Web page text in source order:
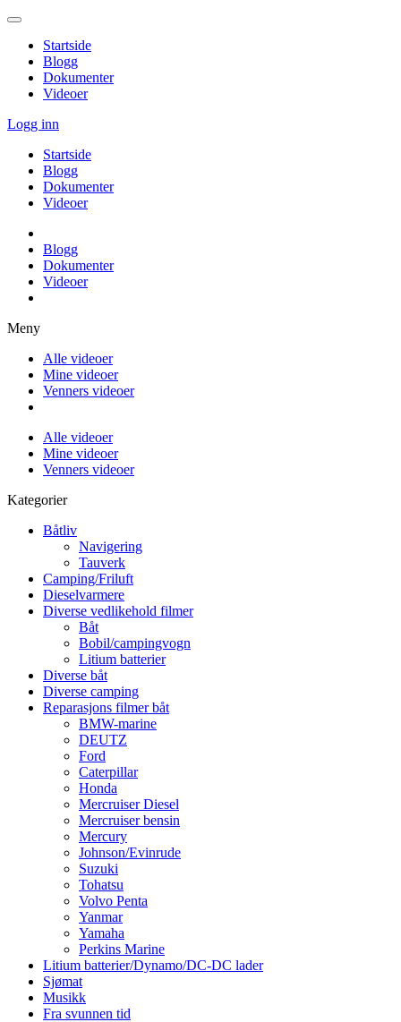
Startside
Blogg
Dokumenter
Videoer
Logg inn
Startside
Blogg
Dokumenter
Videoer
Blogg
Dokumenter
Videoer
Meny
Alle videoer
Mine videoer
Venners videoer
Alle videoer
Mine videoer
Venners videoer
Kategorier
Båtliv
Navigering
Tauverk
Camping/Friluft
Dieselvarmere
Diverse vedlikehold filmer
Båt
Bobil/campingvogn
Litium batterier
Diverse båt
Diverse camping
Reparasjons filmer båt
BMW-marine
DEUTZ
Ford
Caterpillar
Honda
Mercruiser Diesel
Mercruiser bensin
Mercury
Johnson/Evinrude
Suzuki
Tohatsu
Volvo Penta
Yanmar
Yamaha
Perkins Marine
Litium batterier/Dynamo/DC-DC lader
Sjømat
Musikk
Fra svunnen tid